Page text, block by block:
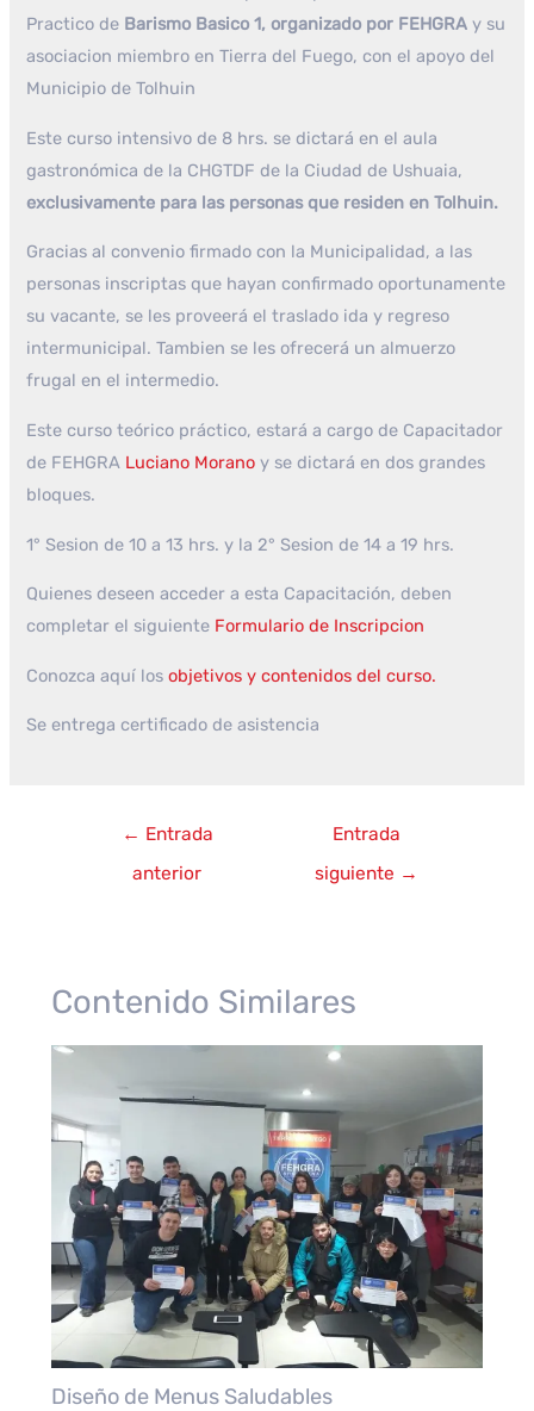
Practico de Barismo Basico 1, organizado por FEHGRAy su
asociacion miembro en Tierra del Fuego, con el apoyo del
Municipio de Tolhuin
Este curso intensivo de 8 hrs. se dictará en el aula
gastronómica de la CHGTDF de la Ciudad de Ushuaia,
exclusivamente para las personas que residen en Tolhuin.
Gracias al convenio firmado con la Municipalidad, a las
personas inscriptas que hayan confirmado oportunamente
su vacante, se les proveerá el traslado ida y regreso
intermunicipal. Tambien se les ofrecerá un almuerzo
frugal en el intermedio.
Este curso teórico práctico, estará a cargo de Capacitador
de FEHGRA Luciano Morano y se dictará en dos grandes
bloques.
1° Sesion de 10 a 13 hrs. y la 2° Sesion de 14 a 19 hrs.
Quienes deseen acceder a esta Capacitación, deben
completar el siguiente Formulario de Inscripcion
Conozca aquí los objetivos y contenidos del curso.
Se entrega certificado de asistencia
Navegación
← Entrada
anterior
Entrada
siguiente →
Contenido Similares
Diseño de Menus Saludables